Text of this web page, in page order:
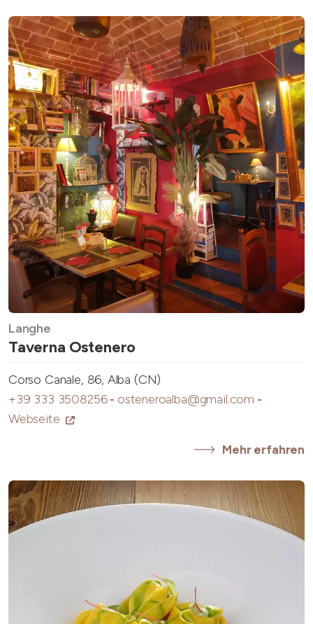
Langhe
Taverna Ostenero
Corso Canale, 86, Alba (CN)
+39 333 3508256- osteneroalba@gmail.com -
Webseite
Mehr erfahren